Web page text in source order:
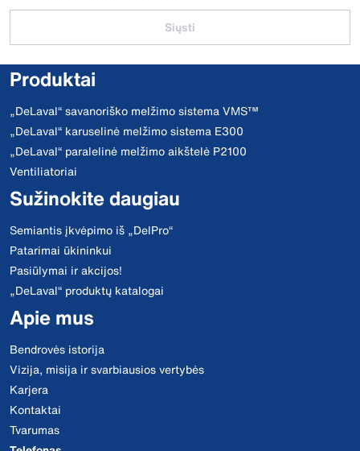
Siųsti
Produktai
„DeLaval“ savanoriško melžimo sistema VMS™
„DeLaval“ karuselinė melžimo sistema E300
„DeLaval“ paralelinė melžimo aikštelė P2100
Ventiliatoriai
Sužinokite daugiau
Semiantis įkvėpimo iš „DelPro“
Patarimai ūkininkui
Pasiūlymai ir akcijos!
„DeLaval“ produktų katalogai
Apie mus
Bendrovės istorija
Vizija, misija ir svarbiausios vertybės
Karjera
Kontaktai
Tvarumas